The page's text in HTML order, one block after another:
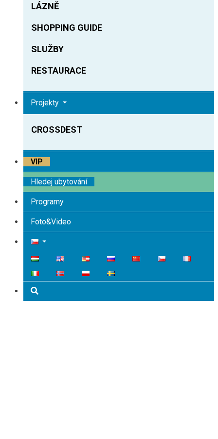
LÁZNĚ
SHOPPING GUIDE
SLUŽBY
RESTAURACE
Projekty
CROSSDEST
VIP
Hledej ubytování
Programy
Foto&Video